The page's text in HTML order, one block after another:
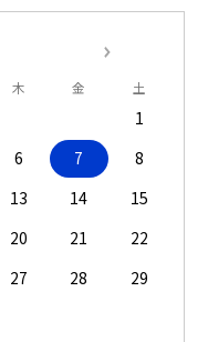
木 金 土
1
6 7
8
13 14
15
20 21
22
27 28
29